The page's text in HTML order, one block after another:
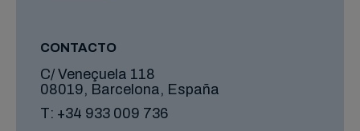
CONTACTO
C/ Veneçuela 118
08019, Barcelona, España
T: +34 933 009 736